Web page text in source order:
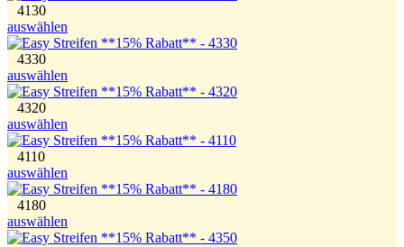
4130
auswählen
4330
auswählen
4320
auswählen
4110
auswählen
4180
auswählen